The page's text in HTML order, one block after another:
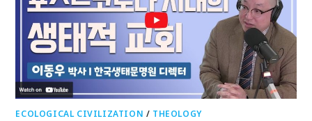
ECOLOGICAL CIVILIZATION / THEOLOGY